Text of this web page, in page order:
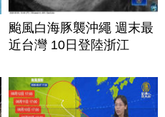
颱風白海豚襲沖繩 週末最
近台灣 10日登陸浙江